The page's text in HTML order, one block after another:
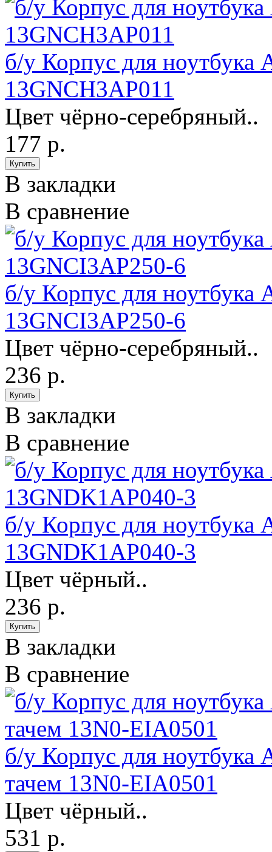
б/у Корпус для
13GNCH3AP011
Цвет чёрно-серебряный..
177 р.
В закладки
В сравнение
б/у Корпус для ноутбука
13GNCI3AP250-6
Цвет чёрно-серебряный..
236 р.
В закладки
В сравнение
б/у Корпус для ноутбука
13GNDK1AP040-3
Цвет чёрный..
236 р.
В закладки
В сравнение
б/у Корпус для ноутбука
тачем 13N0-EIA0501
Цвет чёрный..
531 р.